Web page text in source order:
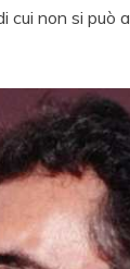
cui non si può